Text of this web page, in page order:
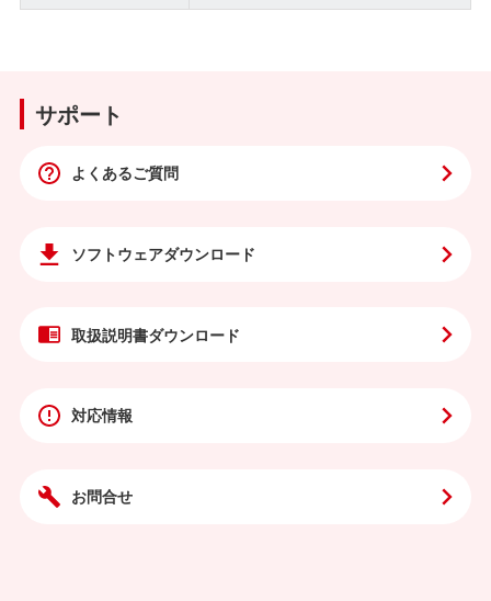
サポート
よくあるご質問
ソフトウェアダウンロード
取扱説明書ダウンロード
対応情報
お問合せ